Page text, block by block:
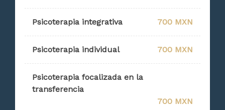
Psicoterapia integrativa 700 MXN
Psicoterapia individual 700 MXN
Psicoterapia focalizada en la
transferencia
700 MXN